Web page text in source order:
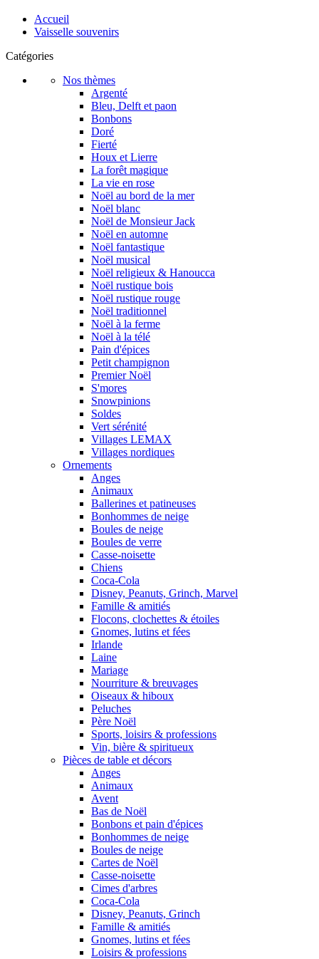
Accueil
Vaisselle souvenirs
Catégories
Nos thèmes
Argenté
Bleu, Delft et paon
Bonbons
Doré
Fierté
Houx et Lierre
La forêt magique
La vie en rose
Noël au bord de la mer
Noël blanc
Noël de Monsieur Jack
Noël en automne
Noël fantastique
Noël musical
Noël religieux & Hanoucca
Noël rustique bois
Noël rustique rouge
Noël traditionnel
Noël à la ferme
Noël à la télé
Pain d'épices
Petit champignon
Premier Noël
S'mores
Snowpinions
Soldes
Vert sérénité
Villages LEMAX
Villages nordiques
Ornements
Anges
Animaux
Ballerines et patineuses
Bonhommes de neige
Boules de neige
Boules de verre
Casse-noisette
Chiens
Coca-Cola
Disney, Peanuts, Grinch, Marvel
Famille & amitiés
Flocons, clochettes & étoiles
Gnomes, lutins et fées
Irlande
Laine
Mariage
Nourriture & breuvages
Oiseaux & hiboux
Peluches
Père Noël
Sports, loisirs & professions
Vin, bière & spiritueux
Pièces de table et décors
Anges
Animaux
Avent
Bas de Noël
Bonbons et pain d'épices
Bonhommes de neige
Boules de neige
Cartes de Noël
Casse-noisette
Cimes d'arbres
Coca-Cola
Disney, Peanuts, Grinch
Famille & amitiés
Gnomes, lutins et fées
Loisirs & professions